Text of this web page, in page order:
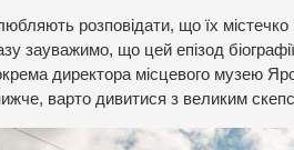
розповідати, що їх
зауважимо, що цей епізод
директора місцевого музею
варто дивитися з великим